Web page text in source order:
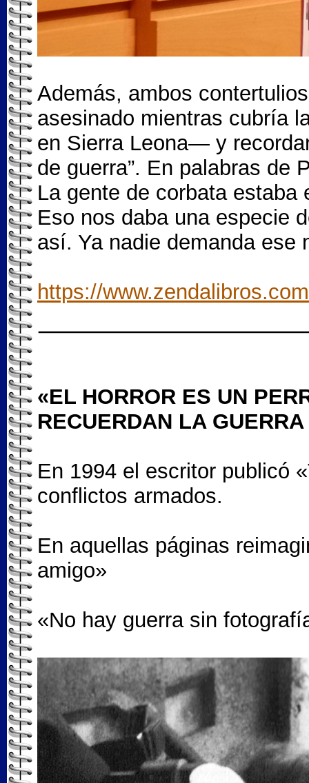
Además, ambos
asesinado mientras cubría
en Sierra Leona— y
de guerra”. En palabras de
La gente de corbata
Eso nos daba una especie
así. Ya nadie demanda ese
https://
«EL HORROR ES UN
RECUERDAN LA
En 1994 el escritor publicó
conflictos armados.
En aquellas páginas
amigo»
«No hay guerra sin